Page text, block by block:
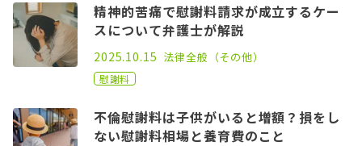
精神的苦痛で慰謝料請求が成立するケー
スについて弁護士が解説
2021.03.17
2025.10.15 法律全般（その他）
慰謝料
不倫慰謝料は子供がいると増額？損をし
ない慰謝料相場と養育費のこと